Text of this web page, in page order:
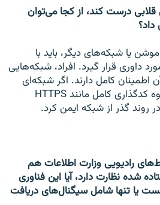
درست کند، از کجا می‌توان
یا شبکه‌های دیگر، باید با
داوری قرار گیرد. افراد، شبکه‌هایی
اطمینان کامل دارند. اگر شبکه‌ای
مورد شک باشد باید از شیوه کدگذاری کامل مانند HTTPS
روند گذر از شبکه ایمن کرد.
رادیویی وزارت اطلاعات هم
شده نظارت دارد،‌ آیا این فناوری
یا تنها شامل سیگنال‌های دریافت